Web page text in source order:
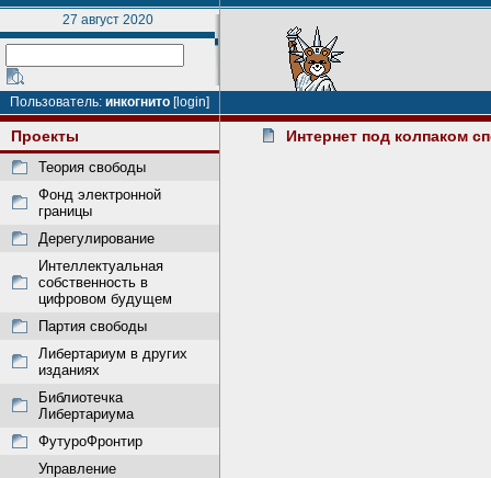
27 август 2020
Пользователь: инкогнито [login]
Проекты
Теория свободы
Фонд электронной
границы
Дерегулирование
Интеллектуальная
собственность в
цифровом будущем
Партия свободы
Либертариум в других
изданиях
Библиотечка
Либертариума
ФутуроФронтир
Управление
Интернет под колпаком